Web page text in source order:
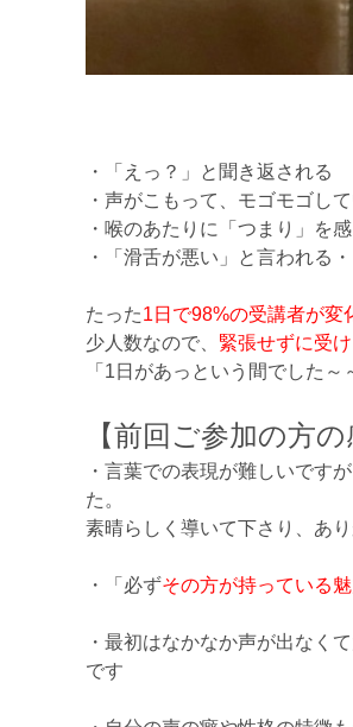
・「えっ？」と聞き返される
・声がこもって、モゴモゴし
・喉のあたりに「つまり」を
・「滑舌が悪い」と言われる
たった1日で98%の受講者が変
少人数なので、 緊張せずに受
「1日があっという間でした
【前回ご参加の方の
・言葉での表現が難しいです
た。
素晴らしく導いて下さり、あ
・「必ずその方が持っている
・最初はなかなか声が出なく
です